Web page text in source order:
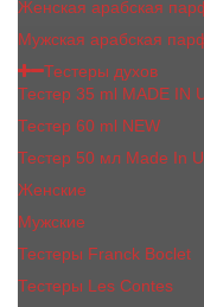
Женская арабская
Мужская арабская
Тестеры духов
Тестер 35 ml MADE IN
Тестер 60 ml NEW
Тестер 50 мл Made In
Женские
Мужские
Тестеры Franck Boclet
Тестеры Les Contes